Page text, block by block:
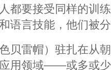
都要接受同样的训
语言技能，他们被
贝雷帽）驻扎在从
用领域——或多或